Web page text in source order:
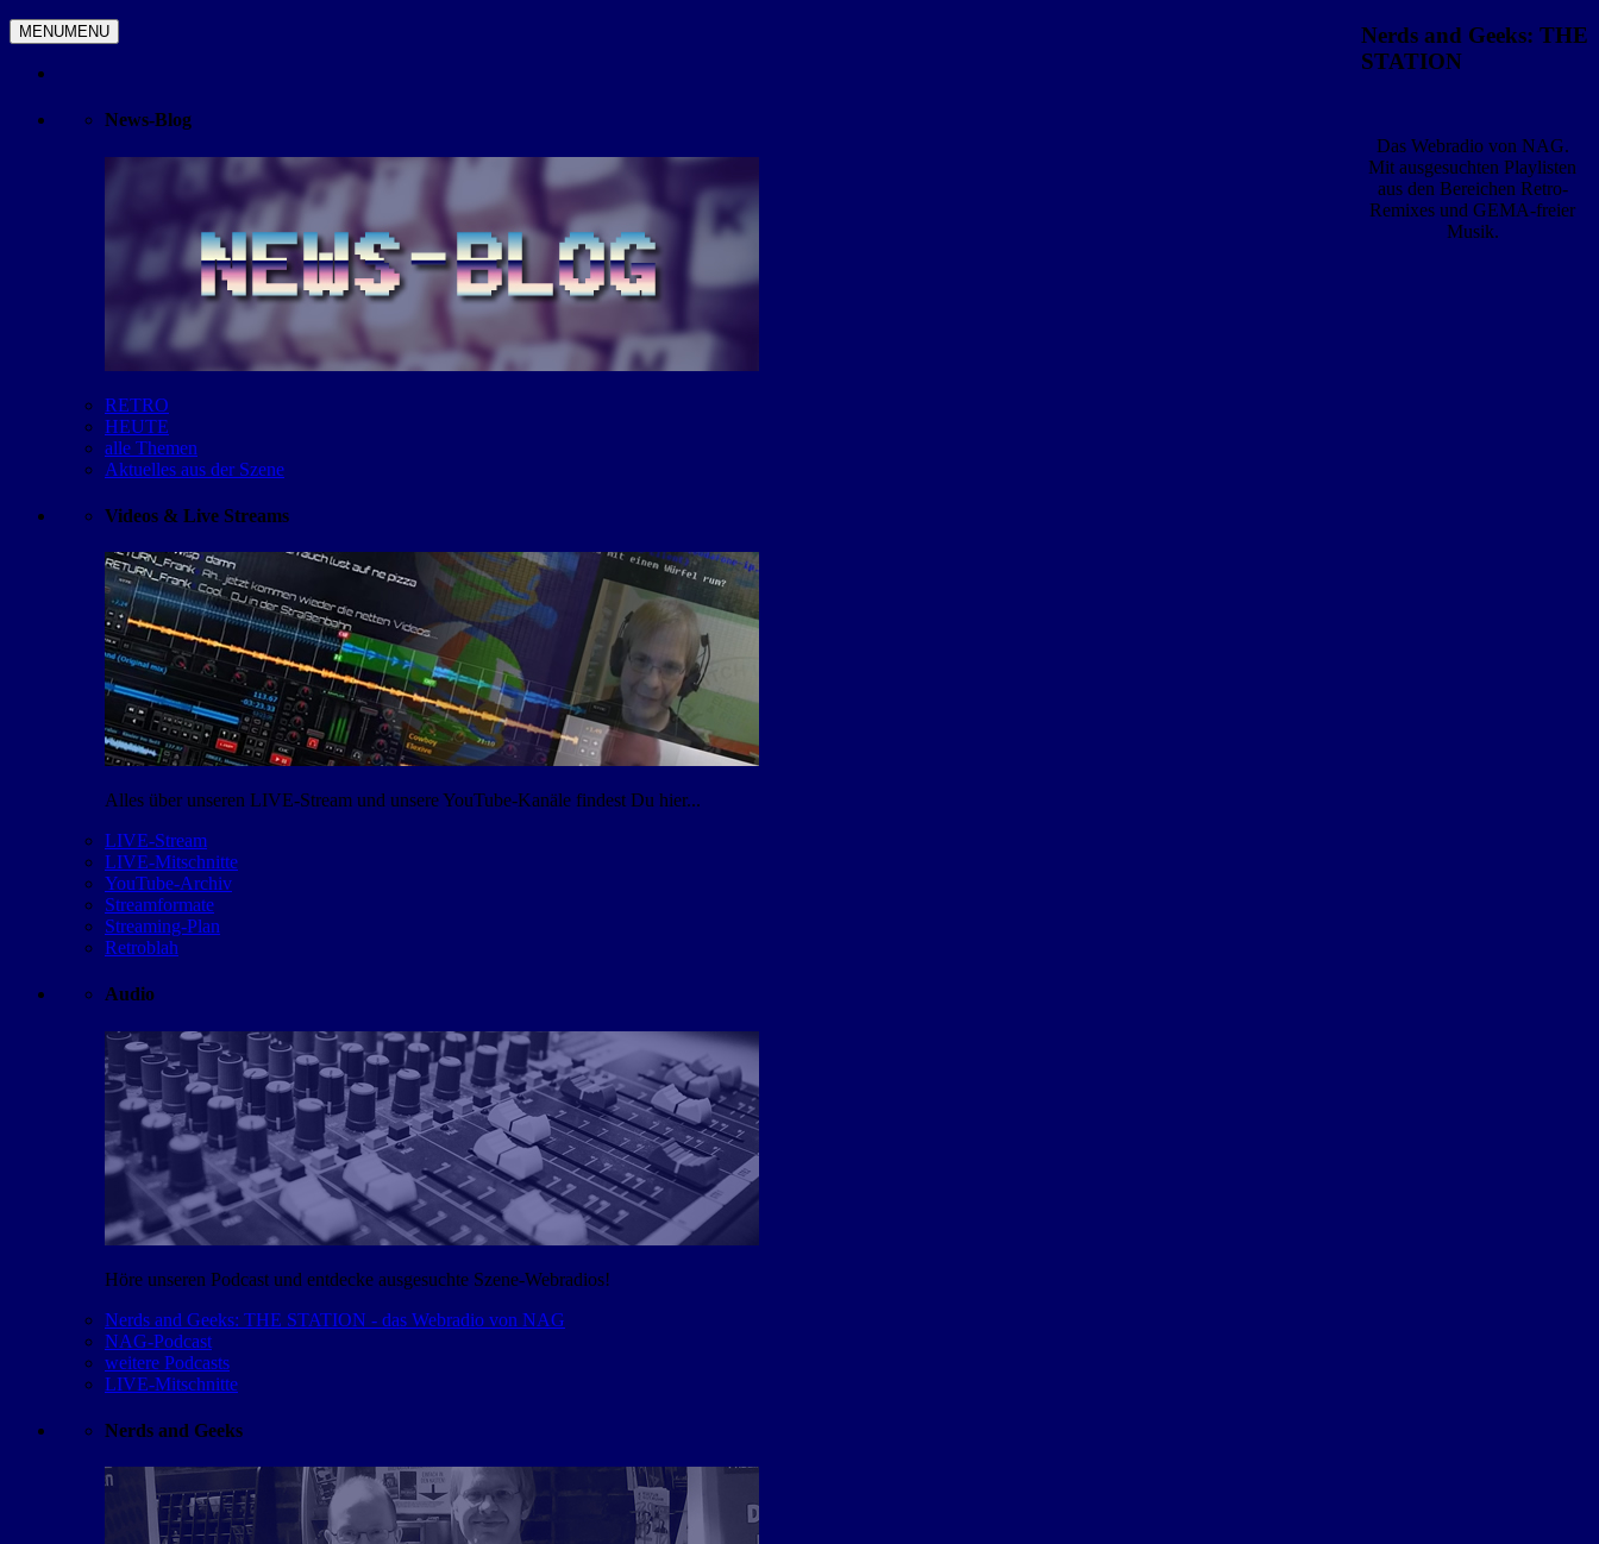
MENUMENU
News-Blog
RETRO
HEUTE
alle Themen
Aktuelles aus der Szene
Videos & Live Streams
Alles über unseren LIVE-Stream und unsere YouTube-Kanäle findest Du hier...
LIVE-Stream
LIVE-Mitschnitte
YouTube-Archiv
Streamformate
Streaming-Plan
Retroblah
Audio
Höre unseren Podcast und entdecke ausgesuchte Szene-Webradios!
Nerds and Geeks: THE STATION - das Webradio von NAG
NAG-Podcast
weitere Podcasts
LIVE-Mitschnitte
Nerds and Geeks
Nerds and Geeks: THE
STATION
Das Webradio von NAG.
Mit ausgesuchten Playlisten
aus den Bereichen Retro-
Remixes und GEMA-freier
Musik.